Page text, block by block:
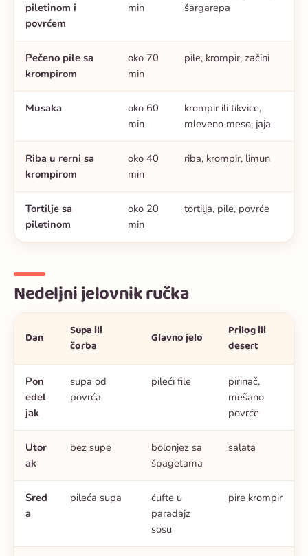
piletinom i
povrćem
min
šargarepa
Pečeno pile sa
krompirom
oko 70
min
pile, krompir, začini
Musaka
oko 60
min
krompir ili tikvice,
mleveno meso, jaja
Riba u rerni sa
krompirom
oko 40
min
riba, krompir, limun
Tortilje sa
piletinom
oko 20
min
tortilja, pile, povrće
Nedeljni jelovnik ručka
Dan
Supa ili
čorba
Glavno jelo
Prilog ili
desert
Pon
edel
jak
supa od
povrća
pileći file
pirinač,
mešano
povrće
Utor
ak
bez supe
bolonjez sa
špagetama
salata
Sred
a
pileća supa
ćufte u
paradajz
sosu
pire krompir